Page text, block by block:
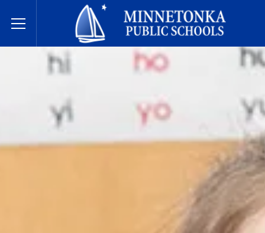
Toggle Menu
Dugsiyada Dadweynaha ee Minnetonka